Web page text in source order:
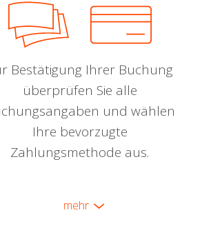
Bestätigung Ihrer Buchung
überprüfen Sie alle
und wählen
Ihre bevorzugte
Zahlungsmethode aus.
mehr